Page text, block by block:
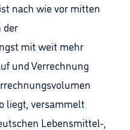
nach wie vor mitten
der
mit weit mehr
und Verrechnung
liegt, versammelt
Lebensmittel-,